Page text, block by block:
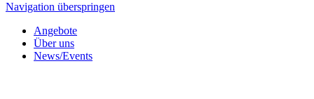
Navigation überspringen
Angebote
Über uns
News/Events